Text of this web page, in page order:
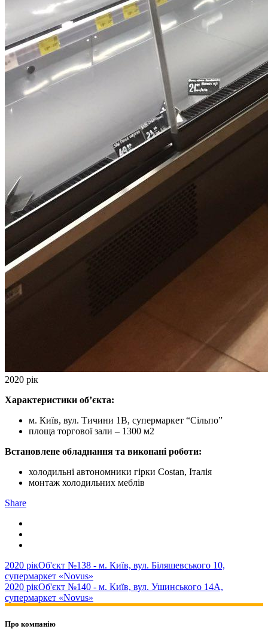
2020 рік
Характеристики об’єкта:
м. Київ, вул. Тичини 1В, супермаркет “Сільпо”
площа торгової зали – 1300 м2
Встановлене обладнання та виконані роботи:
холодильні автономники гірки Costan, Італія
монтаж холодильних меблів
Share
2020 рікОб'єкт №138 - м. Київ, вул. Біляшевського 10,
супермаркет «Novus»
2020 рікОб'єкт №140 - м. Київ, вул. Ушинського 14А,
супермаркет «Novus»
Про компанію